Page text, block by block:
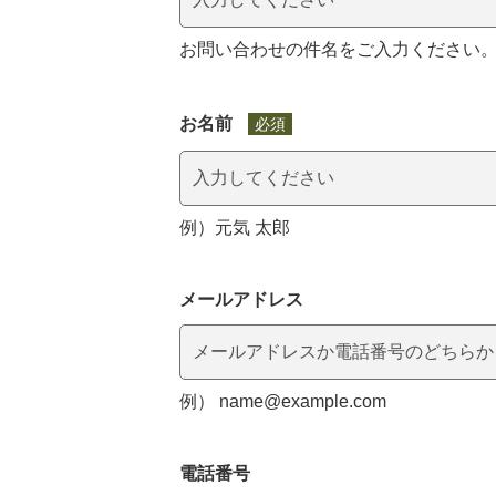
お問い合わせの件名をご入力ください
お名前 必須
例）元気 太郎
メールアドレス
例） name@example.com
電話番号